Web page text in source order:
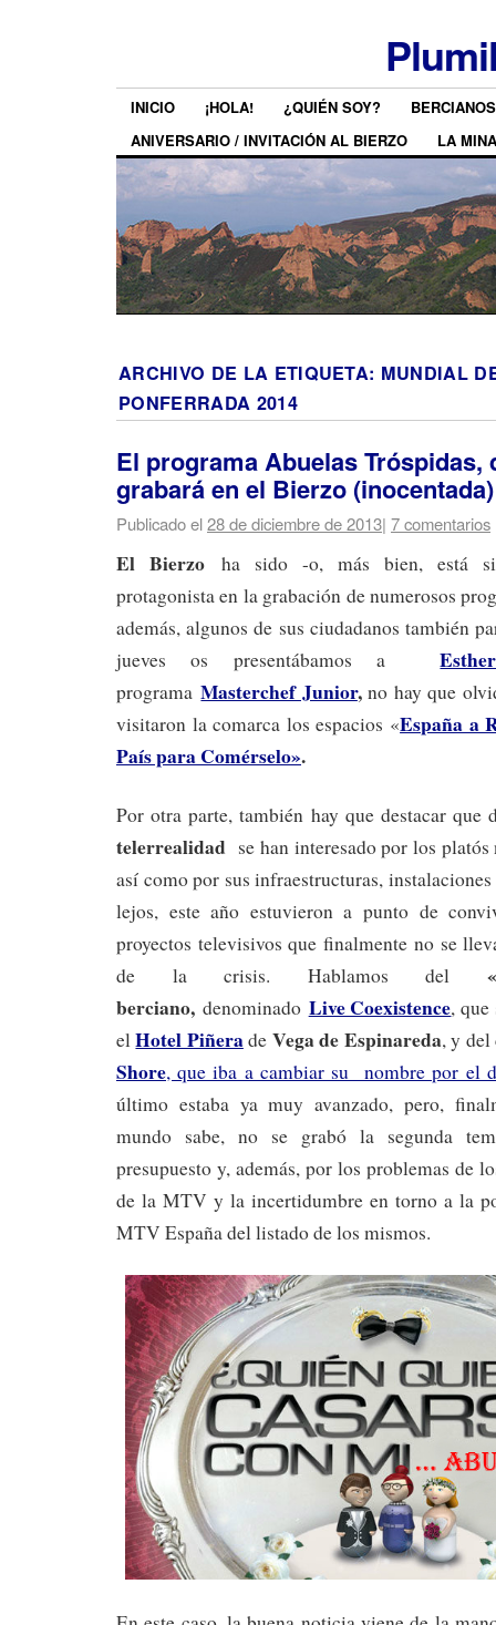
INICIO ¡HOLA! ¿QUIÉN SOY?
ANIVERSARIO / INVITACIÓN AL BIERZO
LA MINA
ARCHIVO DE LA ETIQUETA: MUNDIAL
PONFERRADA 2014
El programa Abuelas Tróspidas,
grabará en el Bierzo (inocentada)
Publicado el28 de diciembre de 2013| 7 comentarios
El Bierzo ha sido -o, más bien, está
protagonista en la grabación de numerosos
además, algunos de sus ciudadanos también
jueves os presentábamos aEsther
programaMasterchef Junior,no hay que
visitaron la comarca los espacios «España a
País para Comérselo».
Por otra parte, también hay que destacar que
telerrealidad se han interesado por los
así como por sus infraestructuras,
lejos, este año estuvieron a punto de
proyectos televisivos que finalmente no se
de la crisis. Hablamos del
berciano, denominado Live Coexistence, que
elHotel Piñerade Vega de Espinareda, y
Shore, que iba a cambiar su nombre por el
último estaba ya muy avanzado, pero,
mundo sabe, no se grabó la segunda
presupuesto y, además, por los problemas de
de la MTV y la incertidumbre en torno a la
MTV España del listado de los mismos.